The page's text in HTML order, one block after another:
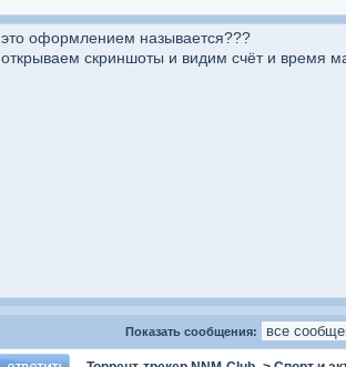
это оформлением называется???
открываем скриншоты и видим счёт и время
Показать сообщения: